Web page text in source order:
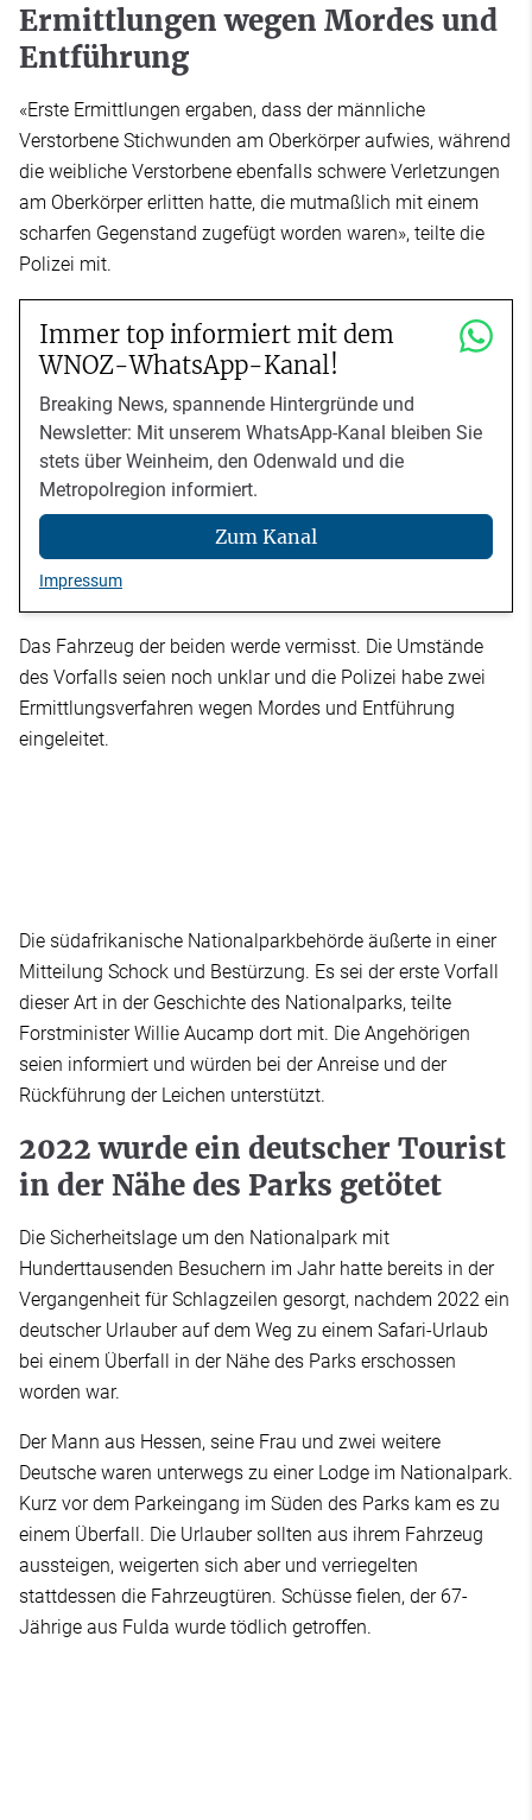
Ermittlungen wegen Mordes und
Entführung
«Erste Ermittlungen ergaben, dass der männliche
Verstorbene Stichwunden am Oberkörper aufwies, während
die weibliche Verstorbene ebenfalls schwere Verletzungen
am Oberkörper erlitten hatte, die mutmaßlich mit einem
scharfen Gegenstand zugefügt worden waren», teilte die
Polizei mit.
Immer top informiert mit dem
WNOZ-WhatsApp-Kanal!
Breaking News, spannende Hintergründe und
Newsletter: Mit unserem WhatsApp-Kanal bleiben Sie
stets über Weinheim, den Odenwald und die
Metropolregion informiert.
Zum Kanal
Impressum
Das Fahrzeug der beiden werde vermisst. Die Umstände
des Vorfalls seien noch unklar und die Polizei habe zwei
Ermittlungsverfahren wegen Mordes und Entführung
eingeleitet.
Die südafrikanische Nationalparkbehörde äußerte in einer
Mitteilung Schock und Bestürzung. Es sei der erste Vorfall
dieser Art in der Geschichte des Nationalparks, teilte
Forstminister Willie Aucamp dort mit. Die Angehörigen
seien informiert und würden bei der Anreise und der
Rückführung der Leichen unterstützt.
2022 wurde ein deutscher Tourist
in der Nähe des Parks getötet
Die Sicherheitslage um den Nationalpark mit
Hunderttausenden Besuchern im Jahr hatte bereits in der
Vergangenheit für Schlagzeilen gesorgt, nachdem 2022 ein
deutscher Urlauber auf dem Weg zu einem Safari-Urlaub
bei einem Überfall in der Nähe des Parks erschossen
worden war.
Der Mann aus Hessen, seine Frau und zwei weitere
Deutsche waren unterwegs zu einer Lodge im Nationalpark.
Kurz vor dem Parkeingang im Süden des Parks kam es zu
einem Überfall. Die Urlauber sollten aus ihrem Fahrzeug
aussteigen, weigerten sich aber und verriegelten
stattdessen die Fahrzeugtüren. Schüsse fielen, der 67-
Jährige aus Fulda wurde tödlich getroffen.